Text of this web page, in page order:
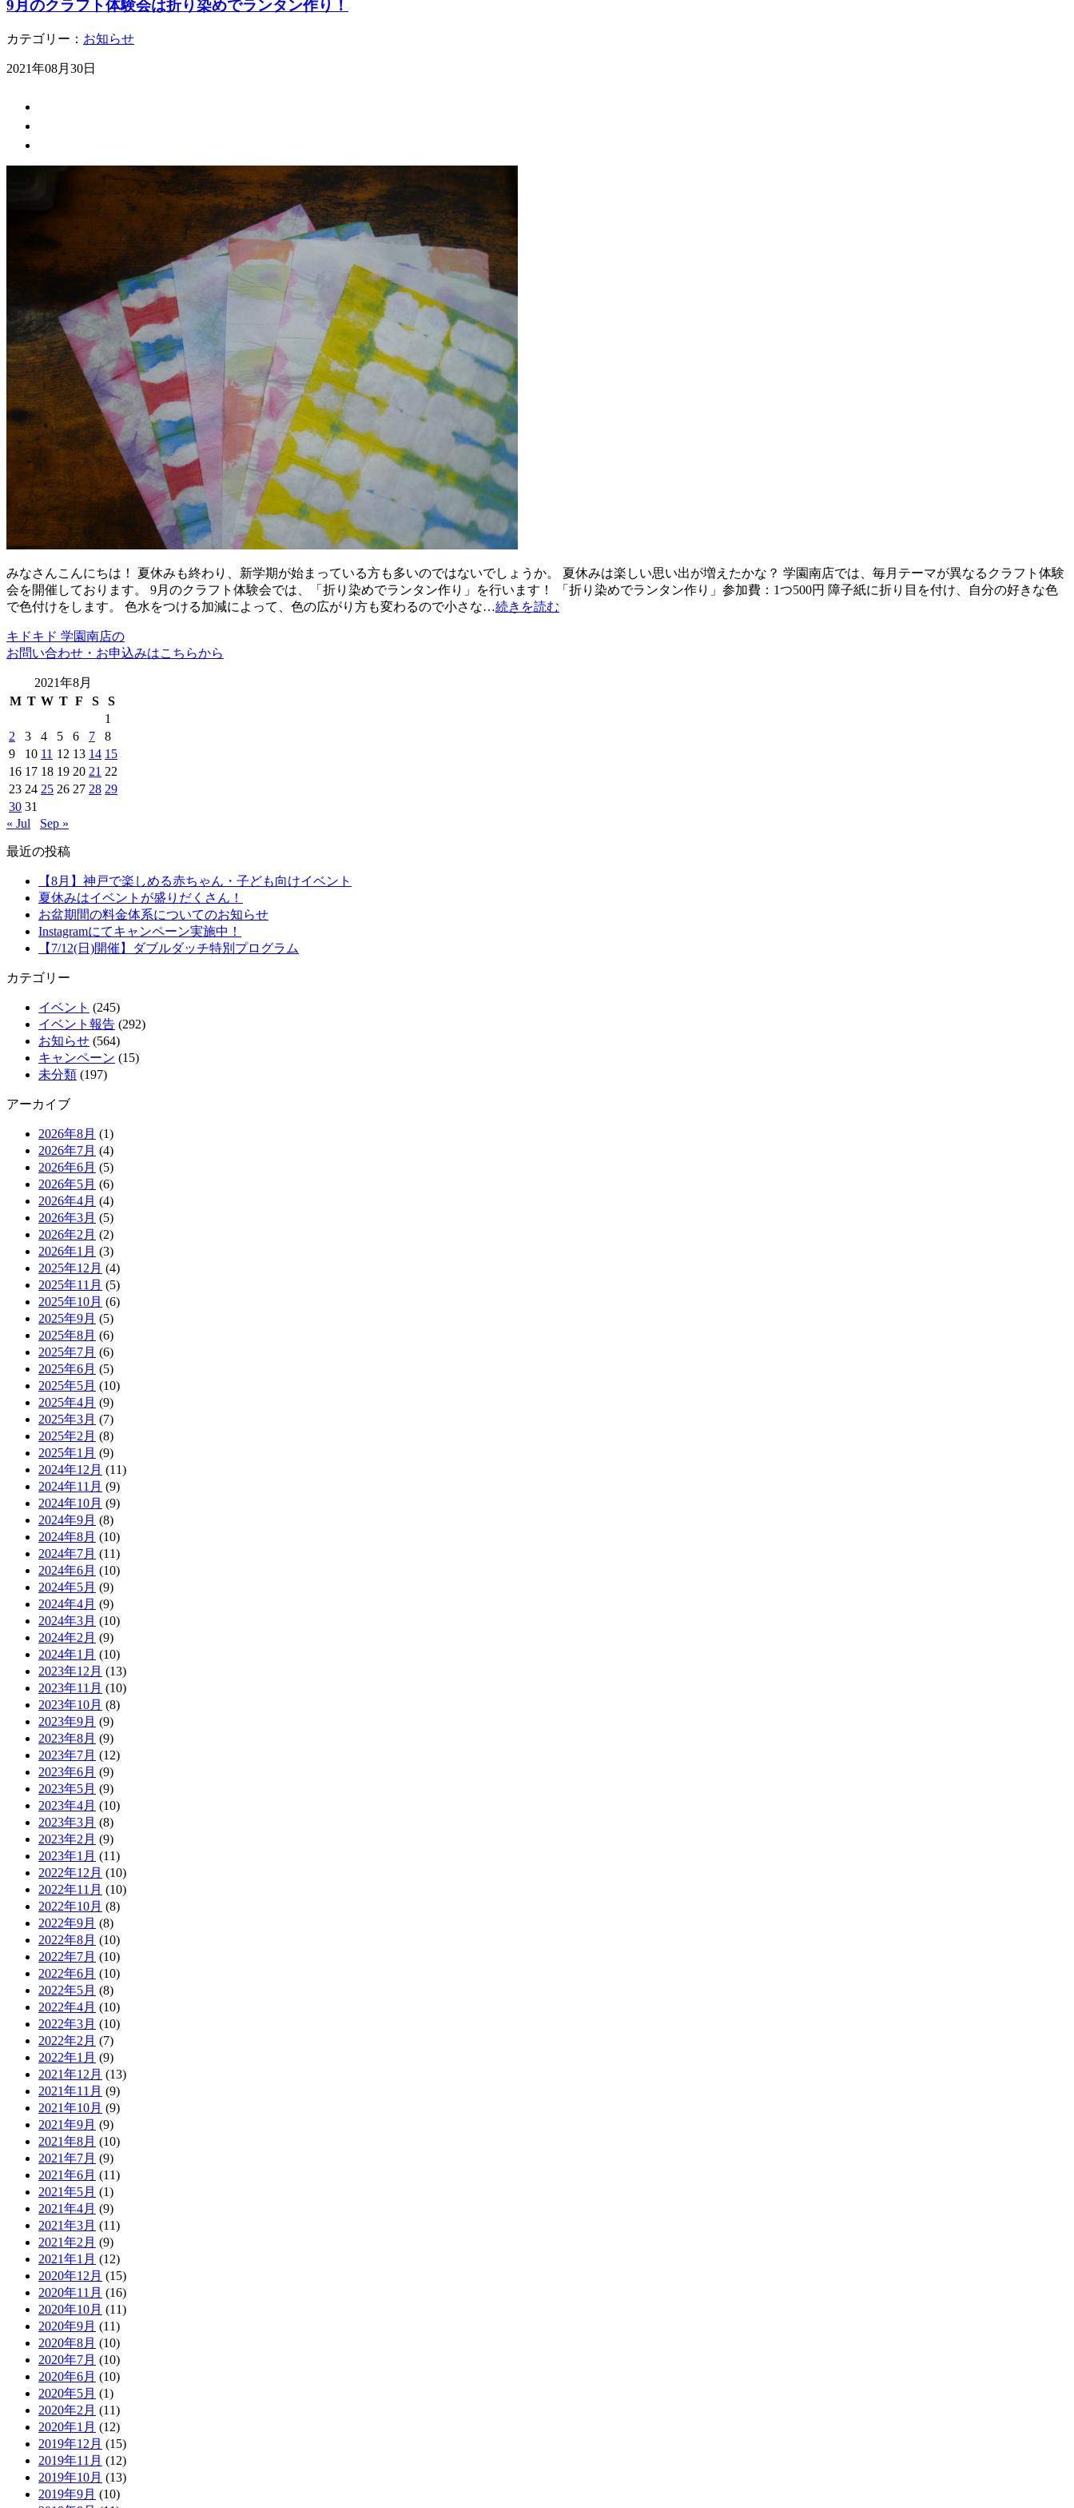
9月のクラフト体験会は折り染めでランタン作り！
カテゴリー： お知らせ
2021年08月30日
みなさんこんにちは！ 夏休みも終わり、新学期が始まっている方も多いのではないでしょうか。 夏休みは楽しい思い出が増えたかな？ 学園南店では、毎月テーマが異なるクラフト体験
会を開催しております。 9月のクラフト体験会では、「折り染めでランタン作り」を行います！ 「折り染めでランタン作り」参加費：1つ500円 障子紙に折り目を付け、自分の好きな色
で色付けをします。 色水をつける加減によって、色の広がり方も変わるので小さな…続きを読む
キドキド 学園南店の
お問い合わせ・お申込みはこちらから
2021年8月
M T W T F S
S
1
2
3 4 5 6 7
8
9
10 11 12 13 14 15
16 17 18 19 20 21 22
23 24 25 26 27 28 29
30 31
« Jul
Sep »
最近の投稿
【8月】神戸で楽しめる赤ちゃん・子ども向けイベント
夏休みはイベントが盛りだくさん！
お盆期間の料金体系についてのお知らせ
Instagramにてキャンペーン実施中！
【7/12(日)開催】ダブルダッチ特別プログラム
カテゴリー
イベント (245)
イベント報告 (292)
お知らせ (564)
キャンペーン (15)
未分類 (197)
アーカイブ
2026年8月 (1)
2026年7月 (4)
2026年6月 (5)
2026年5月 (6)
2026年4月 (4)
2026年3月 (5)
2026年2月 (2)
2026年1月 (3)
2025年12月 (4)
2025年11月 (5)
2025年10月 (6)
2025年9月 (5)
2025年8月 (6)
2025年7月 (6)
2025年6月 (5)
2025年5月 (10)
2025年4月 (9)
2025年3月 (7)
2025年2月 (8)
2025年1月 (9)
2024年12月 (11)
2024年11月 (9)
2024年10月 (9)
2024年9月 (8)
2024年8月 (10)
2024年7月 (11)
2024年6月 (10)
2024年5月 (9)
2024年4月 (9)
2024年3月 (10)
2024年2月 (9)
2024年1月 (10)
2023年12月 (13)
2023年11月 (10)
2023年10月 (8)
2023年9月 (9)
2023年8月 (9)
2023年7月 (12)
2023年6月 (9)
2023年5月 (9)
2023年4月 (10)
2023年3月 (8)
2023年2月 (9)
2023年1月 (11)
2022年12月 (10)
2022年11月 (10)
2022年10月 (8)
2022年9月 (8)
2022年8月 (10)
2022年7月 (10)
2022年6月 (10)
2022年5月 (8)
2022年4月 (10)
2022年3月 (10)
2022年2月 (7)
2022年1月 (9)
2021年12月 (13)
2021年11月 (9)
2021年10月 (9)
2021年9月 (9)
2021年8月 (10)
2021年7月 (9)
2021年6月 (11)
2021年5月 (1)
2021年4月 (9)
2021年3月 (11)
2021年2月 (9)
2021年1月 (12)
2020年12月 (15)
2020年11月 (16)
2020年10月 (11)
2020年9月 (11)
2020年8月 (10)
2020年7月 (10)
2020年6月 (10)
2020年5月 (1)
2020年2月 (11)
2020年1月 (12)
2019年12月 (15)
2019年11月 (12)
2019年10月 (13)
2019年9月 (10)